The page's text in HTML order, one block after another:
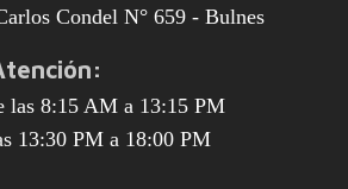
Condel N° 659 - Bulnes
las 8:15 AM a 13:15 PM
13:30 PM a 18:00 PM